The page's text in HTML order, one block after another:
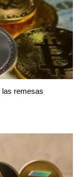
las remesas